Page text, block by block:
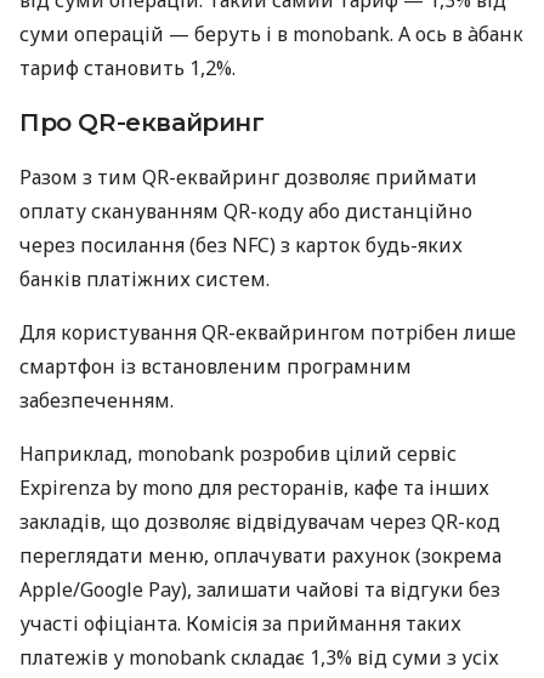
суми операцій — беруть і в monobank. А ось в àбанк
тариф становить 1,2%.
Про QR-еквайринг
Разом з тим QR-еквайринг дозволяє приймати
оплату скануванням QR-коду або дистанційно
через посилання (без NFC) з карток будь-яких
банків платіжних систем.
Для користування QR-еквайрингом потрібен лише
смартфон із встановленим програмним
забезпеченням.
Наприклад, monobank розробив цілий сервіс
Expirenza by mono для ресторанів, кафе та інших
закладів, що дозволяє відвідувачам через QR-код
переглядати меню, оплачувати рахунок (зокрема
Apple/Google Pay), залишати чайові та відгуки без
участі офіціанта. Комісія за приймання таких
платежів у monobank складає 1,3% від суми з усіх